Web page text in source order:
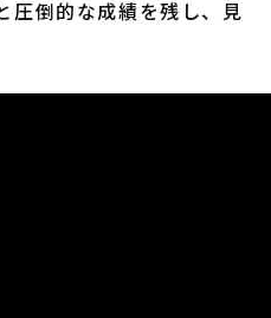
圧倒的な成績を残し、見